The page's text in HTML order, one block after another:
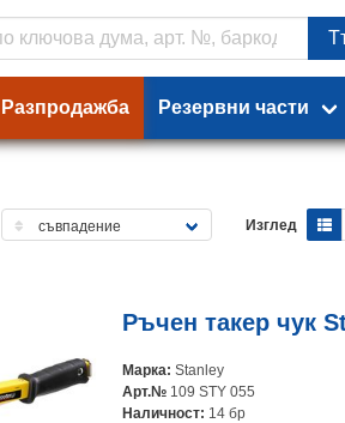
Разпродажба Резервни части
Изглед
Ръчен такер чук
Марка: Stanley
Арт.№ 109 STY 055
Наличност: 14 бр